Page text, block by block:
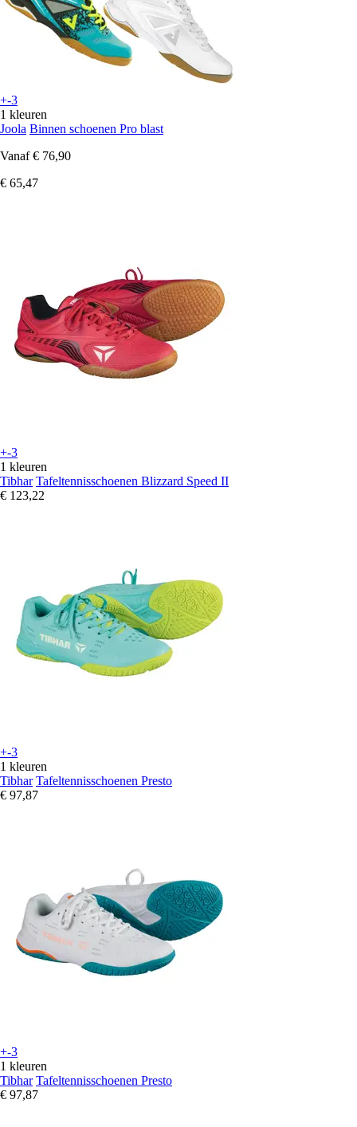
+-3
1 kleuren
Joola Binnen schoenen Pro blast
Vanaf € 76,90
€ 65,47
+-3
1 kleuren
Tibhar Tafeltennisschoenen Blizzard Speed II
€ 123,22
+-3
1 kleuren
Tibhar Tafeltennisschoenen Presto
€ 97,87
+-3
1 kleuren
Tibhar Tafeltennisschoenen Presto
€ 97,87